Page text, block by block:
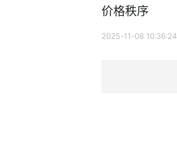
价格秩序
2025-11-08 10:36:24